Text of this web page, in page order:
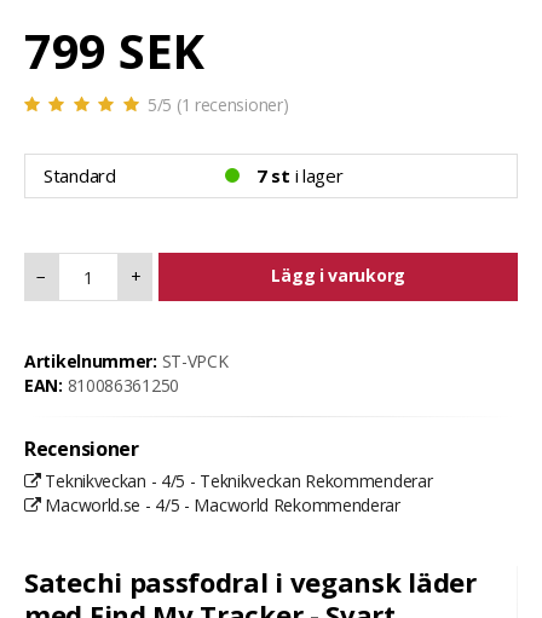
Satechi passfodral i vegansk läder
799 SEK
5/5 (1 recensioner)
Standard 7 st i lager
− + Lägg i varukorg
Artikelnummer: ST-VPCK
EAN: 810086361250
Recensioner
Teknikveckan - 4/5 - Teknikveckan Rekommenderar
Macworld.se - 4/5 - Macworld Rekommenderar